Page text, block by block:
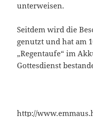
unterweisen.
Seitdem wird die
genutzt und hat am
„Regentaufe“ im
Gottesdienst
http://